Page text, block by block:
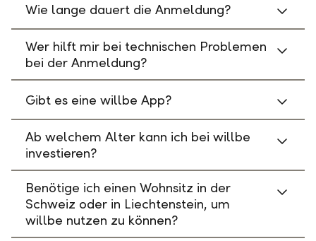
Wie lange dauert die Anmeldung?
Wer hilft mir bei technischen Problemen
bei der Anmeldung?
Gibt es eine willbe App?
Ab welchem Alter kann ich bei willbe
investieren?
Benötige ich einen Wohnsitz in der
Schweiz oder in Liechtenstein, um
willbe nutzen zu können?